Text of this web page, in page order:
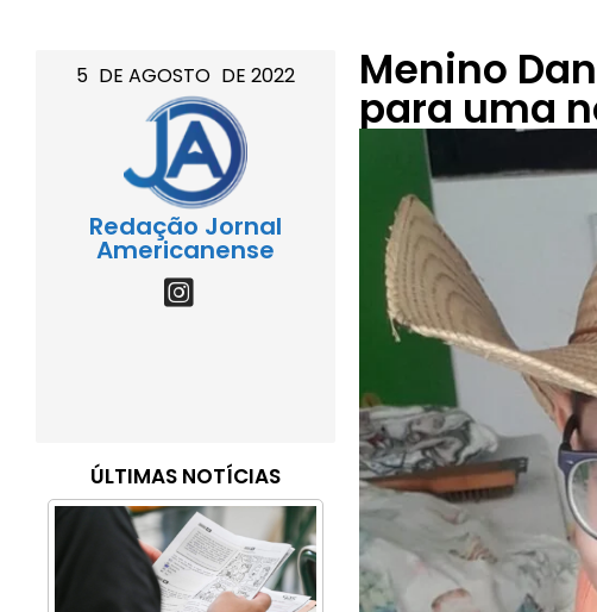
5 DE AGOSTO DE 2022
Redação Jornal
Americanense
ÚLTIMAS NOTÍCIAS
Menino
para uma